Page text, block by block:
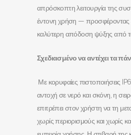
απρόσκοπτη λειτουργία της
έντονη χρήση — προσφέροντας
καλύτερη απόδοση ψύξης από
Σχεδιασμένο να αντέχει τα
Με κορυφαίες πιστοποιήσεις
αντοχή σε νερό και σκόνη, η
επιτρέπει στον χρήστη να τη
χωρίς περιορισμούς και χωρίς